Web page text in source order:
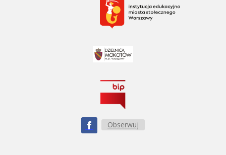
Obserwuj